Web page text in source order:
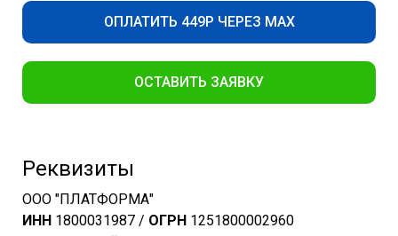
ОПЛАТИТЬ 449Р ЧЕРЕЗ MAX
ОСТАВИТЬ ЗАЯВКУ
Реквизиты
ООО "ПЛАТФОРМА"
ИНН 1800031987 / ОГРН 1251800002960